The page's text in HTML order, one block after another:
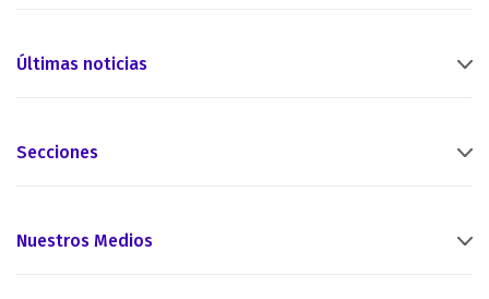
Últimas noticias
Secciones
Nuestros Medios